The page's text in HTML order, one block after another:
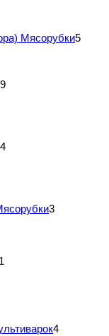
Мясорубки5
3
1
4